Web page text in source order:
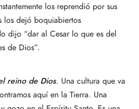
los reprendió por sus
los dejó boquiabiertos
dijo “dar al Cesar lo que es del
de Dios”.
reino de Dios. Una cultura que va
aquí en la Tierra. Una